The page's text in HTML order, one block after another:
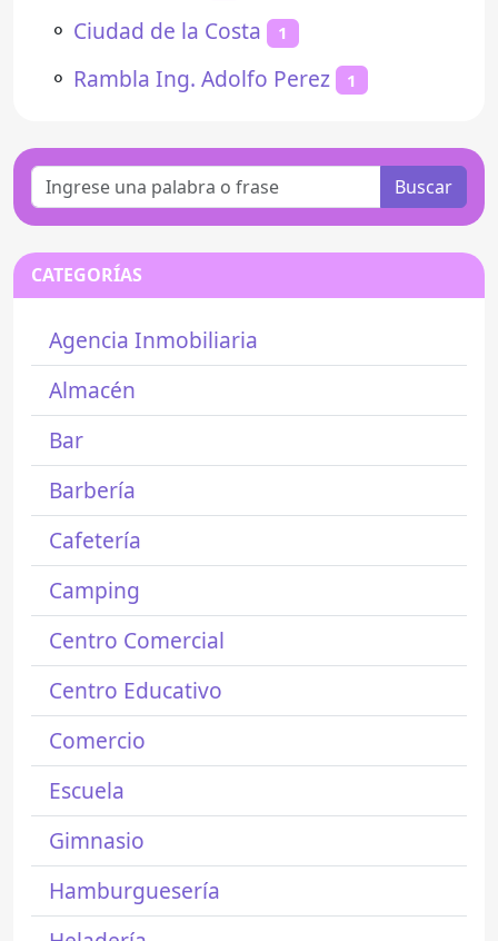
⚬ Ciudad de la Costa 1
⚬ Rambla Ing. Adolfo Perez 1
Buscar
CATEGORÍAS
Agencia Inmobiliaria
Almacén
Bar
Barbería
Cafetería
Camping
Centro Comercial
Centro Educativo
Comercio
Escuela
Gimnasio
Hamburguesería